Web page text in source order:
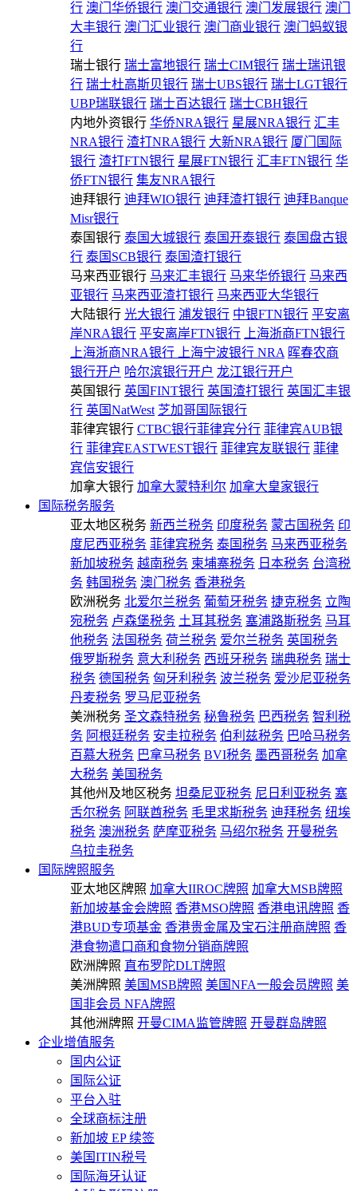
行 澳门华侨银行 澳门交通银行 澳门发展银行 澳门
大丰银行 澳门汇业银行 澳门商业银行 澳门蚂蚁银
行
瑞士银行 瑞士富地银行 瑞士CIM银行 瑞士瑞讯银
行 瑞士杜高斯贝银行 瑞士UBS银行 瑞士LGT银行
UBP瑞联银行 瑞士百达银行 瑞士CBH银行
内地外资银行 华侨NRA银行 星展NRA银行 汇丰
NRA银行 渣打NRA银行 大新NRA银行 厦门国际
银行 渣打FTN银行 星展FTN银行 汇丰FTN银行 华
侨FTN银行 集友NRA银行
迪拜银行 迪拜WIO银行 迪拜渣打银行 迪拜Banque
Misr银行
泰国银行 泰国大城银行 泰国开泰银行 泰国盘古银
行 泰国SCB银行 泰国渣打银行
马来西亚银行 马来汇丰银行 马来华侨银行 马来西
亚银行 马来西亚渣打银行 马来西亚大华银行
大陆银行 光大银行 浦发银行 中银FTN银行 平安离
岸NRA银行 平安离岸FTN银行
上海浙商FTN银行
上海浙商NRA银行
上海宁波银行 NRA 晖春农商
银行开户 哈尔滨银行开户 龙江银行开户
英国银行 英国FINT银行 英国渣打银行 英国汇丰银
行 英国NatWest 芝加哥国际银行
菲律宾银行 CTBC银行菲律宾分行 菲律宾AUB银
行 菲律宾EASTWEST银行 菲律宾友联银行 菲律
宾信安银行
加拿大银行 加拿大蒙特利尔 加拿大皇家银行
国际税务服务
亚太地区税务 新西兰税务 印度税务 蒙古国税务 印
度尼西亚税务 菲律宾税务 泰国税务 马来西亚税务
新加坡税务 越南税务 柬埔寨税务 日本税务 台湾税
务 韩国税务 澳门税务 香港税务
欧洲税务 北爱尔兰税务 葡萄牙税务 捷克税务 立陶
宛税务 卢森堡税务 土耳其税务 塞浦路斯税务 马耳
他税务 法国税务 荷兰税务 爱尔兰税务 英国税务
俄罗斯税务 意大利税务 西班牙税务 瑞典税务 瑞士
税务 德国税务 匈牙利税务 波兰税务 爱沙尼亚税务
丹麦税务 罗马尼亚税务
美洲税务 圣文森特税务 秘鲁税务 巴西税务 智利税
务 阿根廷税务 安圭拉税务 伯利兹税务 巴哈马税务
百慕大税务 巴拿马税务 BVI税务 墨西哥税务 加拿
大税务 美国税务
其他州及地区税务 坦桑尼亚税务 尼日利亚税务 塞
舌尔税务 阿联酋税务 毛里求斯税务 迪拜税务 纽埃
税务 澳洲税务 萨摩亚税务 马绍尔税务 开曼税务
乌拉圭税务
国际牌照服务
亚太地区牌照 加拿大IIROC牌照 加拿大MSB牌照
新加坡基金会牌照 香港MSO牌照 香港电讯牌照 香
港BUD专项基金 香港贵金属及宝石注册商牌照 香
港食物遣口商和食物分销商牌照
欧洲牌照 直布罗陀DLT牌照
美洲牌照 美国MSB牌照 美国NFA一般会员牌照 美
国非会员 NFA牌照
其他洲牌照 开曼CIMA监管牌照 开曼群岛牌照
企业增值服务
国内公证
国际公证
平台入驻
全球商标注册
新加坡 EP 续签
美国ITIN税号
国际海牙认证